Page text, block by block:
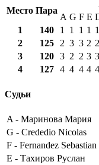
Место Пара
A G F E
1
140 1 1 1 1 1
2
125 2 3 3 2 2
3
120 3 2 2 3 3
4
127 4 4 4 4 4
Судьи
A - Маринова Мария
G - Crededio Nicolas
F - Fernandez Sebastian
E - Тахиров Руслан